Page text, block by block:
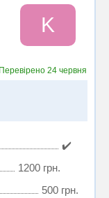
K
Перевірено24 червня
✔️
1200 грн.
500 грн.